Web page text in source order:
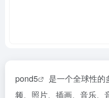
pond5
是一个全球性
频、照片、插画、音乐、